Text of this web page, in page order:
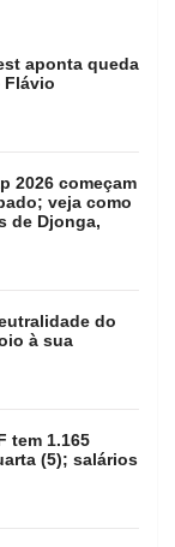
aponta queda
Flávio
2026 começam
veja como
de Djonga,
do
à sua
tem 1.165
(5); salários